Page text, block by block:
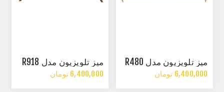
میز تلویزیون مدل R480
6,400,000 تومان
میز تلویزیون مدل R918
6,400,000 تومان